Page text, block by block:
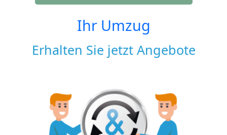
Ihr Umzug
Erhalten Sie jetzt Angebote